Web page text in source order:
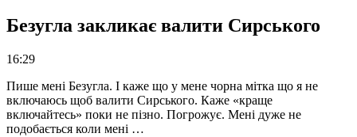
Безугла закликає валити Сирського
16:29
Пише мені Безугла. І каже що у мене чорна мітка що я не
включаюсь щоб валити Сирського. Каже «краще
включайтесь» поки не пізно. Погрожує. Мені дуже не
подобається коли мені …